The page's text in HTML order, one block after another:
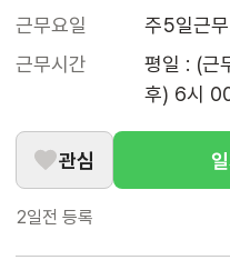
근무요일
주5일근무
근무시간
평일 : (근
후) 6시
관심
2일전 등록